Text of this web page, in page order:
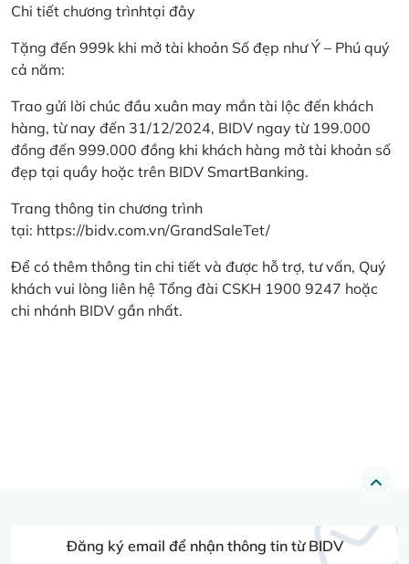
Chi tiết chương trìnhtại đây
Tặng đến 999k khi mở tài khoản Số đẹp như Ý – Phú quý
cả năm:
Trao gửi lời chúc đầu xuân may mắn tài lộc đến khách
hàng, từ nay đến 31/12/2024, BIDV ngay từ 199.000
đồng đến 999.000 đồng khi khách hàng mở tài khoản số
đẹp tại quầy hoặc trên BIDV SmartBanking.
Trang thông tin chương trình
tại: https://bidv.com.vn/GrandSaleTet/
Để có thêm thông tin chi tiết và được hỗ trợ, tư vấn, Quý
khách vui lòng liên hệ Tổng đài CSKH 1900 9247 hoặc
chi nhánh BIDV gần nhất.
Đăng ký email để nhận thông tin từ BIDV